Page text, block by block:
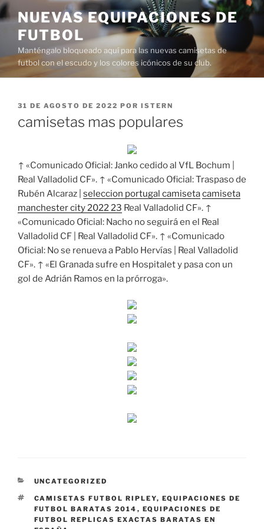
Saltar
al
contenido
NUEVAS EQUIPACIONES DE
FUTBOL
Manténgalo bloqueado aquí para las nuevas camisetas de
futbol con el escudo y los colores icónicos de su club.
PUBLICADO
31 DE AGOSTO DE 2022 POR ISTERN
camisetas mas populares
↑ «Comunicado Oficial: Janko cedido al VfL Bochum |
Real Valladolid CF». ↑ «Comunicado Oficial: Traspaso de
Rubén Alcaraz | seleccion portugal camisetacamiseta
manchester city 2022 23 Real Valladolid CF». ↑
«Comunicado Oficial: Nacho no seguirá en el Real
Valladolid CF | Real Valladolid CF». ↑ «Comunicado
Oficial: No se renueva a Pablo Hervías | Real Valladolid
CF». ↑ «El Granada sufre en Hospitalet y pasa con un
gol de Adrián Ramos en la prórroga».
CATEGORÍAS
UNCATEGORIZED
ETIQUETAS
CAMISETAS FUTBOL RIPLEY, EQUIPACIONES DE
FUTBOL BARATAS 2014 , EQUIPACIONES DE
FUTBOL REPLICAS EXACTAS BARATAS EN